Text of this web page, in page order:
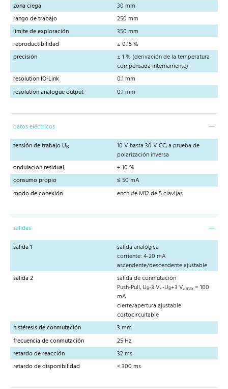
zona ciega
30 mm
rango de trabajo
250 mm
límite de exploración
350 mm
reproductibilidad
± 0,15 %
precisión
± 1 % (derivación de la temperatura
compensada internamente)
resolution IO-Link
0,1 mm
resolution analogue output
0,1 mm
datos eléctricos
tensión de trabajo UB
10 V hasta 30 V CC, a prueba de
polarización inversa
ondulación residual
± 10 %
consumo propio
≤ 50 mA
modo de conexión
enchufe M12 de 5 clavijas
salidas
salida 1
salida analógica
corriente: 4-20 mA
ascendente/descendente ajustable
salida 2
salida de conmutación
Push-Pull, UB-3 V, -UB+3 V,Imax = 100
mA
cierre/apertura ajustable
cortocircuitable
histéresis de conmutación
3 mm
frecuencia de conmutación
25 Hz
retardo de reacción
32 ms
retardo de disponibilidad
< 300 ms